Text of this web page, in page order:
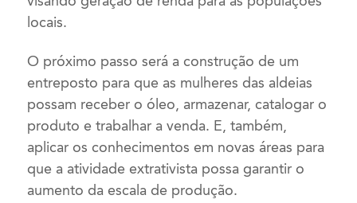
locais.
O próximo passo será a construção de um
entreposto para que as mulheres das aldeias
possam receber o óleo, armazenar, catalogar o
produto e trabalhar a venda. E, também,
aplicar os conhecimentos em novas áreas para
que a atividade extrativista possa garantir o
aumento da escala de produção.